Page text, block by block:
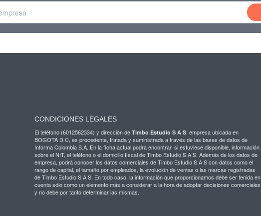
CONDICIONES LEGALES
El teléfono (6012562334) y dirección de Timbo Estudio S A S , empresa ubicada en
BOGOTA D C, es procedente, tratada y suministrada a través de las bases de datos de
Informa Colombia S.A. En la ficha actual podra encontrar, si estuviese disponible, información
sobre el NIT, el teléfono o el domicilio fiscal de Timbo Estudio S A S. Además de los datos de
empresa, podrá conocer los datos comerciales de Timbo Estudio S A S con datos como el
rango de capital, el tamaño por empleados, la evolución de ventas o las marcas registradas
de Timbo Estudio S A S. En todo caso, la información que proporcionamos debe ser tenida en
cuenta sólo como un elemento más a considerar a la hora de adoptar decisiones comerciales
y no debe por tanto determinar las mismas.